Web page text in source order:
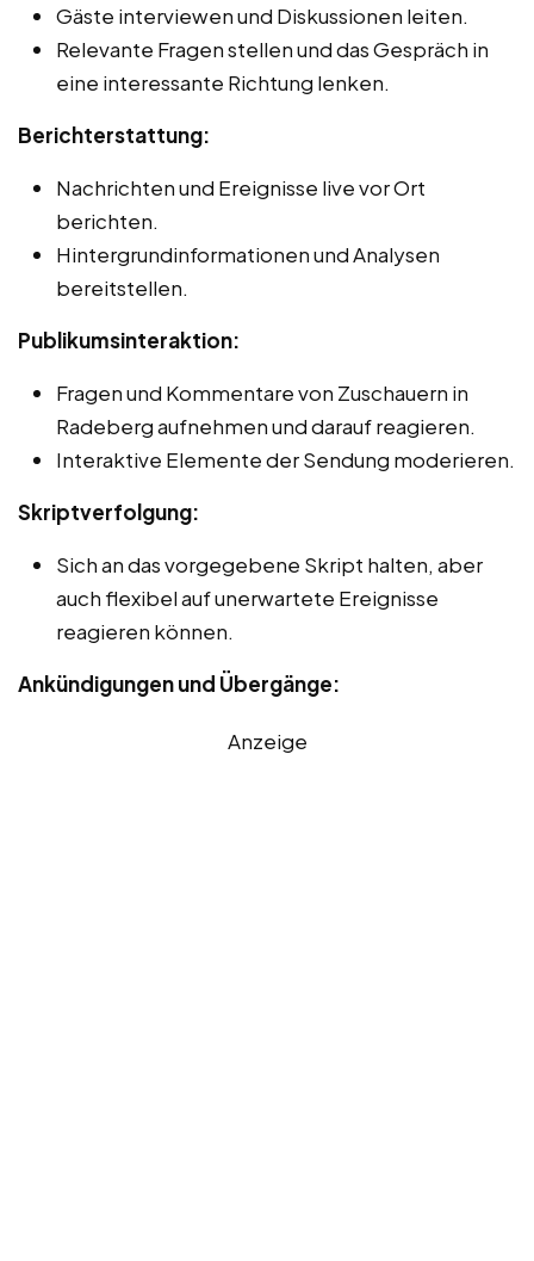
Gäste interviewen und Diskussionen leiten.
Relevante Fragen stellen und das Gespräch in
eine interessante Richtung lenken.
Berichterstattung:
Nachrichten und Ereignisse live vor Ort
berichten.
Hintergrundinformationen und Analysen
bereitstellen.
Publikumsinteraktion:
Fragen und Kommentare von Zuschauern in
Radeberg aufnehmen und darauf reagieren.
Interaktive Elemente der Sendung moderieren.
Skriptverfolgung:
Sich an das vorgegebene Skript halten, aber
auch flexibel auf unerwartete Ereignisse
reagieren können.
Ankündigungen und Übergänge:
Anzeige